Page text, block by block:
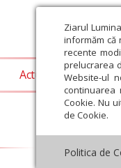
Ziarul
informăm că
recente
prelucrarea
Website-ul
continuarea
Cookie. Nu
de Cookie.
Politica de
Actualitate
Arhiva